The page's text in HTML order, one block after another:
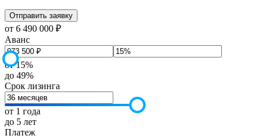
от 6 490 000 ₽
Аванс
от 15%
до 49%
Срок лизинга
от 1 года
до 5 лет
Платеж